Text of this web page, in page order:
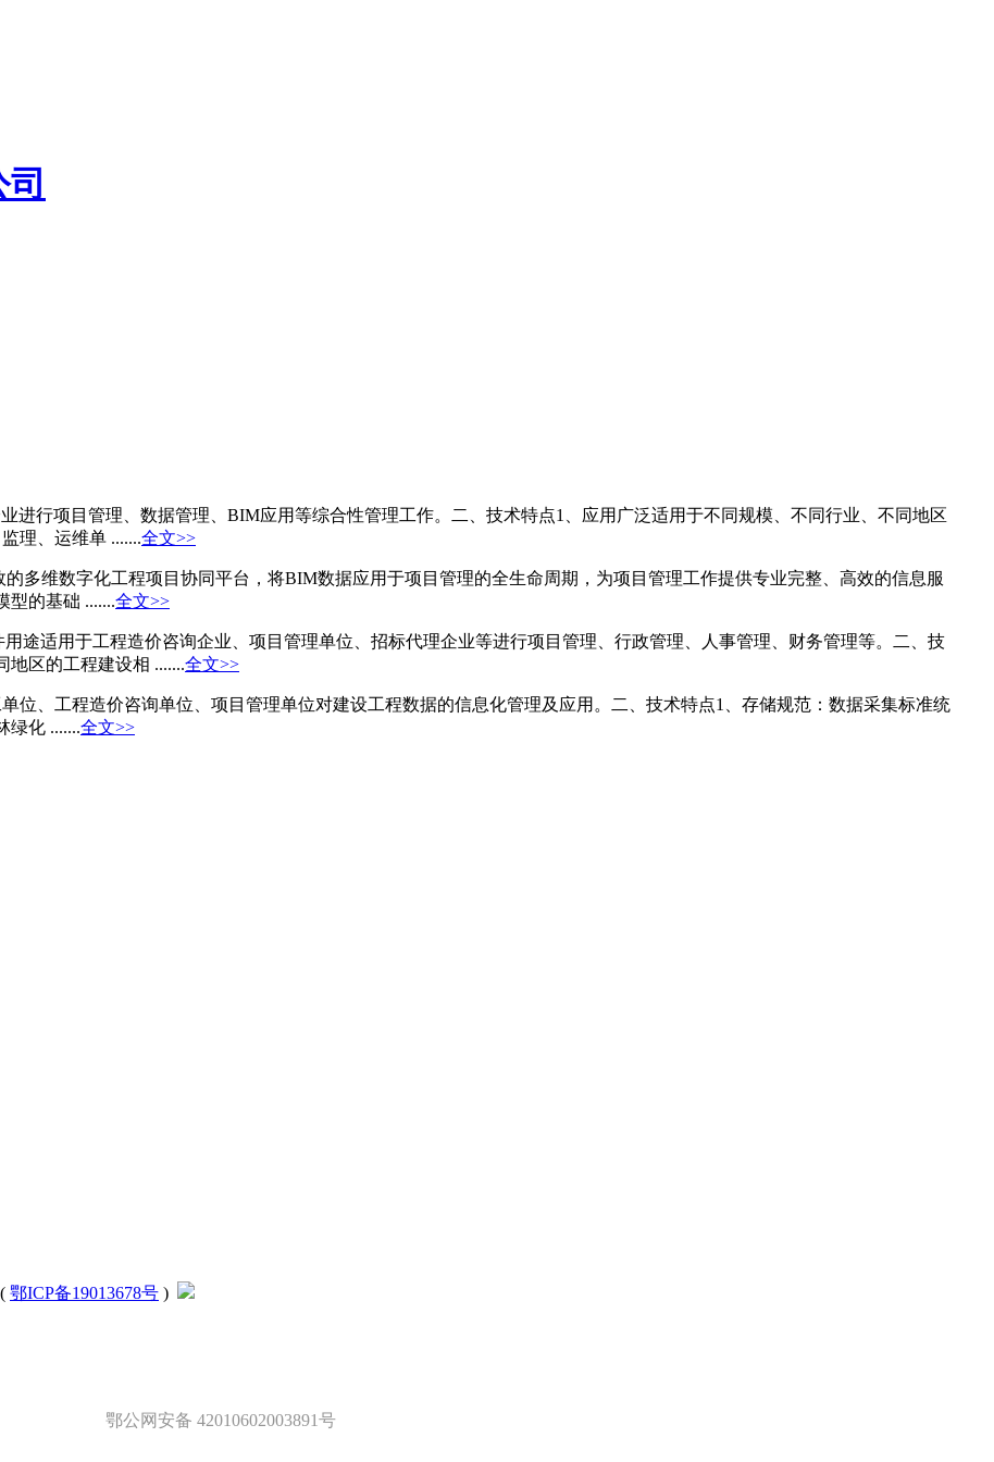
进行项目管理、数据管理、BIM应用等综合性管理工作。二、技术特点1、应用广泛适用于不同规模、不同行业、不同地区
理、运维单 .......全文>>
多维数字化工程项目协同平台，将BIM数据应用于项目管理的全生命周期，为项目管理工作提供专业完整、高效的信息服
型的基础 .......全文>>
途适用于工程造价咨询企业、项目管理单位、招标代理企业等进行项目管理、行政管理、人事管理、财务管理等。二、技
地区的工程建设相 .......全文>>
位、工程造价咨询单位、项目管理单位对建设工程数据的信息化管理及应用。二、技术特点1、存储规范：数据采集标准统
绿化 .......全文>>
( 鄂ICP备19013678号 )
鄂公网安备 42010602003891号